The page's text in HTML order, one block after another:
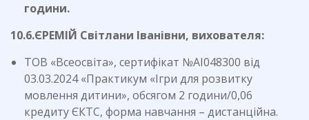
години.
10.6.ЄРЕМІЙ Світлани Іванівни, вихователя:
ТОВ «Всеосвіта», сертифікат №АІ048300 від
03.03.2024 «Практикум «Ігри для розвитку
мовлення дитини», обсягом 2 години/0,06
кредиту ЄКТС, форма навчання – дистанційна.